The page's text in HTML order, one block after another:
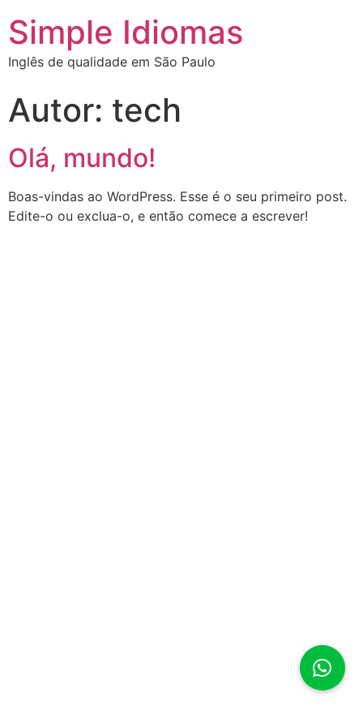
Simple Idiomas
Inglês de qualidade em São Paulo
Autor: tech
Olá, mundo!
Boas-vindas ao WordPress. Esse é o seu primeiro post.
Edite-o ou exclua-o, e então comece a escrever!